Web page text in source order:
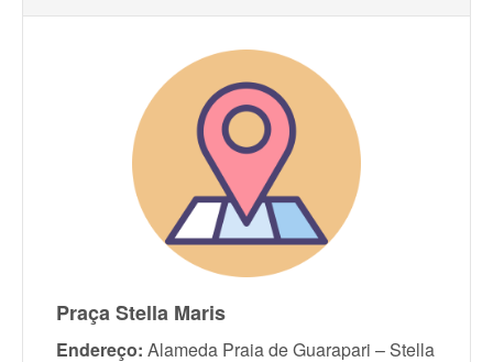
Praça Stella Maris
Endereço: Alameda Praia de Guarapari – Stella